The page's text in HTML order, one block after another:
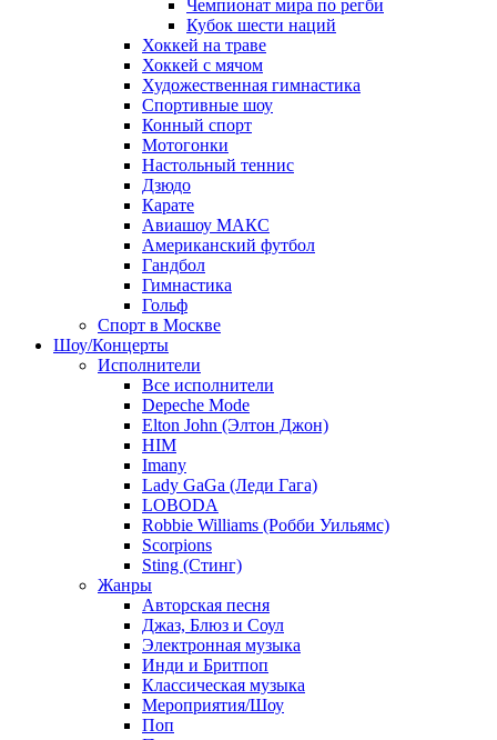
Чемпионат мира по регби
Кубок шести наций
Хоккей на траве
Хоккей с мячом
Художественная гимнастика
Спортивные шоу
Конный спорт
Мотогонки
Настольный теннис
Дзюдо
Карате
Авиашоу МАКС
Американский футбол
Гандбол
Гимнастика
Гольф
Спорт в Москве
Шоу/Концерты
Исполнители
Все исполнители
Depeche Mode
Elton John (Элтон Джон)
HIM
Imany
Lady GaGa (Леди Гага)
LOBODA
Robbie Williams (Робби Уильямс)
Scorpions
Sting (Стинг)
Жанры
Авторская песня
Джаз, Блюз и Соул
Электронная музыка
Инди и Бритпоп
Классическая музыка
Мероприятия/Шоу
Поп